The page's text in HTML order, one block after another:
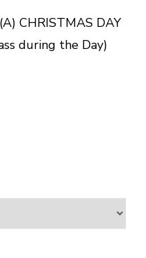
CHRISTMAS DAY
during the Day)